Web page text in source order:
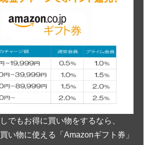
でもお得に買い物をするなら、
い物に使える「Amazonギフト券」